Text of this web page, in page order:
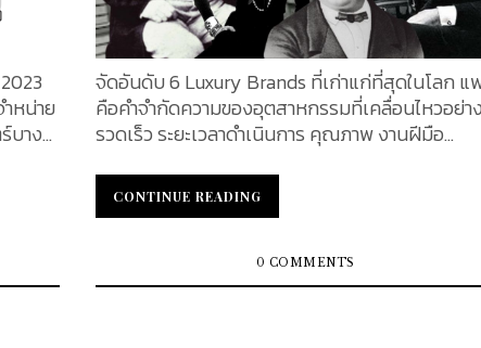
เล็ก
wide
แรงบันดาลใจทางทะเลและการขี่ม้า ลวดลายนี้ซึ่งมีรู
คล้ายเลขแปดยาวนั้น ถูกสังเกตเห็นครั้งแรกโดย
Robert Duman ลูกเขยของ Emilie Hermès ขณะ
เที่ยวพักผ่อนริมทะเล รูปทรงของชามข้าวสุนัขสะท้อน
สัญลักษณ์อันเป็นเอกลักษณ์ อย่างไรก็ตาม สิ่งที่น่า
สนใจกว่าของชามก็คือกระบวนการที่ต้องใช้เพื่อให้เข้
เทคนิคการทำถังบาร์เรล โดยทั่วไปแล้วถังและถังไม้จ
ด้วยมือโดยช่างฝีมือ โดยทำจากไม้ที่คัดเลือกมาตาม
ไม้ที่จัดไว้จะถูกทำให้ร้อนด้วยไฟแบบเปิดซึ่งมีอุณหภู
ถึง 300°F จากนั้นจึงดัดเป็นรูปถังไม้ ถังรูปทรงให
หน่าย
บาง
ษณ์
จัดอันดับ 6 Luxury Brands ที่เก่าแก่ที่สุดในโลก แ
คือคำจำกัดความของอุตสาหกรรมที่เคลื่อนไหวอย่าง
รวดเร็ว ระยะเวลาดำเนินการ คุณภาพ งานฝีมือ
อย่างยิ่ง ปัจจุบันแบรนด์สินค้าหรูหราถือกำเนิดและมี
เลือกมากมาย แต่แบรนด์ที่ยังคงยืนหยัดผ่านการ
ของเทรนด์แฟชั่นและความชอบของผู้บริโภค ในขณะที่
ยังคงรักษาเอกลักษณ์แห่งประวัติศาสตร์อันยาวนา
CONTINUE READING
CONTINUE READING
0 COMMENTS